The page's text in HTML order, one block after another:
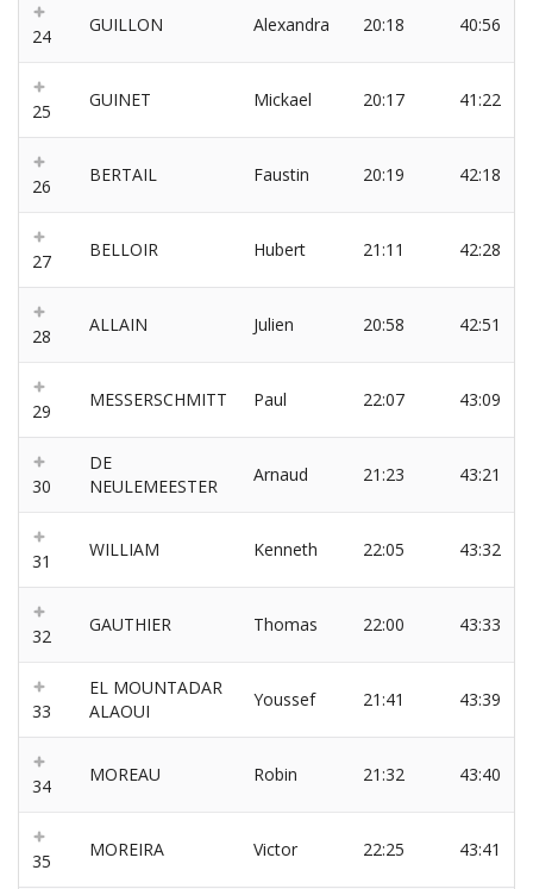
24
GUILLON Alexandra 20:18 40:56
25
GUINET Mickael 20:17 41:22
26
BERTAIL Faustin 20:19 42:18
27
BELLOIR Hubert 21:11 42:28
28
ALLAIN Julien 20:58 42:51
29
MESSERSCHMITT Paul 22:07 43:09
30
DE
NEULEMEESTER
Arnaud 21:23 43:21
31
WILLIAM Kenneth 22:05 43:32
32
GAUTHIER Thomas 22:00 43:33
33
EL MOUNTADAR
ALAOUI
Youssef 21:41 43:39
34
MOREAU Robin 21:32 43:40
35
MOREIRA Victor 22:25 43:41